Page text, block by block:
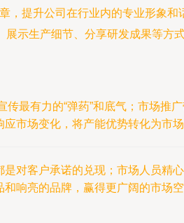
，提升公司在行业内的专业形象和
示生产细节、分享研发成果等方
最有力的“弹药”和底气；市场推
市场变化，将产能优势转化为市场
对客户承诺的兑现；市场人员精
响亮的品牌，赢得更广阔的市场